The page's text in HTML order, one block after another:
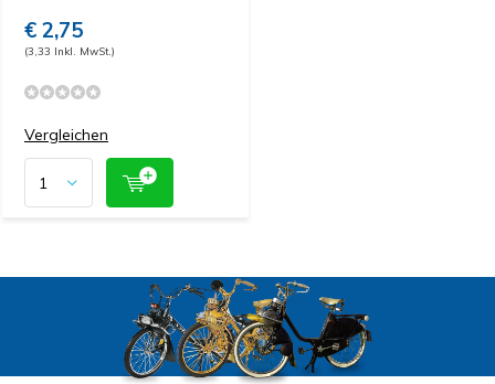
€ 2,75
(3,33 Inkl. MwSt.)
Vergleichen